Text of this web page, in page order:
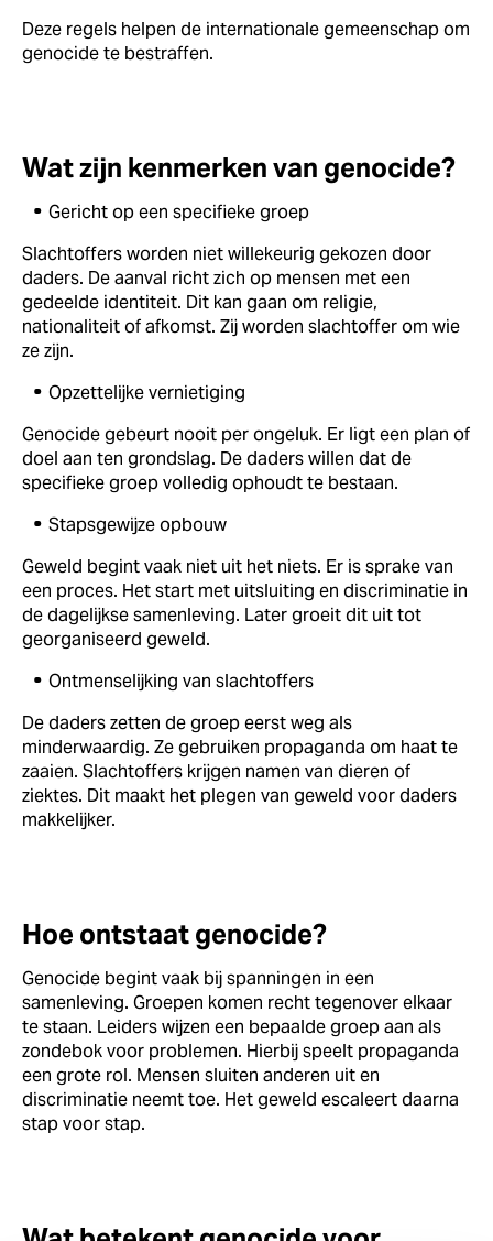
Deze regels helpen de internationale gemeenschap om
genocide te bestraffen.
Wat zijn kenmerken van genocide?
Gericht op een specifieke groep
Slachtoffers worden niet willekeurig gekozen door
daders. De aanval richt zich op mensen met een
gedeelde identiteit. Dit kan gaan om religie,
nationaliteit of afkomst. Zij worden slachtoffer om wie
ze zijn.
Opzettelijke vernietiging
Genocide gebeurt nooit per ongeluk. Er ligt een plan of
doel aan ten grondslag. De daders willen dat de
specifieke groep volledig ophoudt te bestaan.
Stapsgewijze opbouw
Geweld begint vaak niet uit het niets. Er is sprake van
een proces. Het start met uitsluiting en discriminatie in
de dagelijkse samenleving. Later groeit dit uit tot
georganiseerd geweld.
Ontmenselijking van slachtoffers
De daders zetten de groep eerst weg als
minderwaardig. Ze gebruiken propaganda om haat te
zaaien. Slachtoffers krijgen namen van dieren of
ziektes. Dit maakt het plegen van geweld voor daders
makkelijker.
Hoe ontstaat genocide?
Genocide begint vaak bij spanningen in een
samenleving. Groepen komen recht tegenover elkaar
te staan. Leiders wijzen een bepaalde groep aan als
zondebok voor problemen. Hierbij speelt propaganda
een grote rol. Mensen sluiten anderen uit en
discriminatie neemt toe. Het geweld escaleert daarna
stap voor stap.